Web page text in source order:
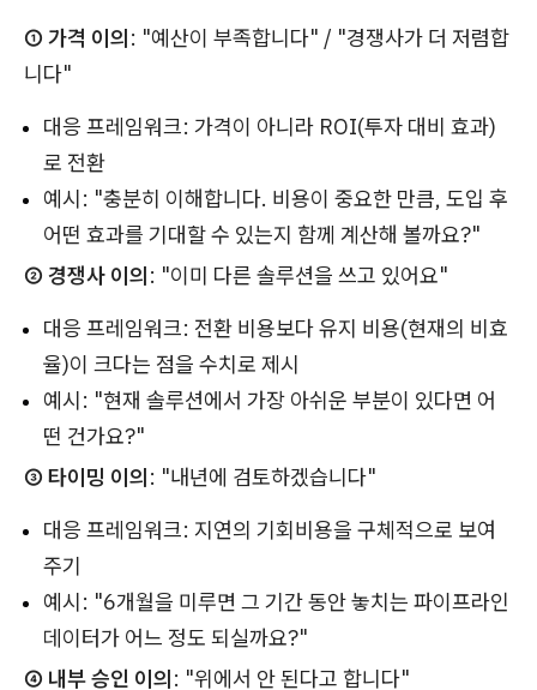
① 가격 이의: "예산이 부족합니다" / "경쟁사가 더 저렴합
니다"
대응 프레임워크: 가격이 아니라 ROI(투자 대비 효과)
로 전환
예시: "충분히 이해합니다. 비용이 중요한 만큼, 도입 후
어떤 효과를 기대할 수 있는지 함께 계산해 볼까요?"
② 경쟁사 이의: "이미 다른 솔루션을 쓰고 있어요"
대응 프레임워크: 전환 비용보다 유지 비용(현재의 비효
율)이 크다는 점을 수치로 제시
예시: "현재 솔루션에서 가장 아쉬운 부분이 있다면 어
떤 건가요?"
③ 타이밍 이의: "내년에 검토하겠습니다"
대응 프레임워크: 지연의 기회비용을 구체적으로 보여
주기
예시: "6개월을 미루면 그 기간 동안 놓치는 파이프라인
데이터가 어느 정도 되실까요?"
④ 내부 승인 이의: "위에서 안 된다고 합니다"